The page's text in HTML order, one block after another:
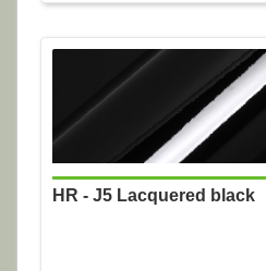
HR - J5 Lacquered black